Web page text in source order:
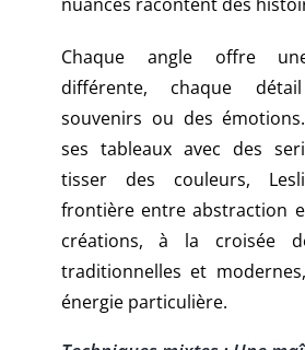
Chaque angle offre
différente, chaque
souvenirs ou des
ses tableaux avec des
tisser des couleurs,
frontière entre abstraction
créations, à la croisée
traditionnelles et
énergie particulière.